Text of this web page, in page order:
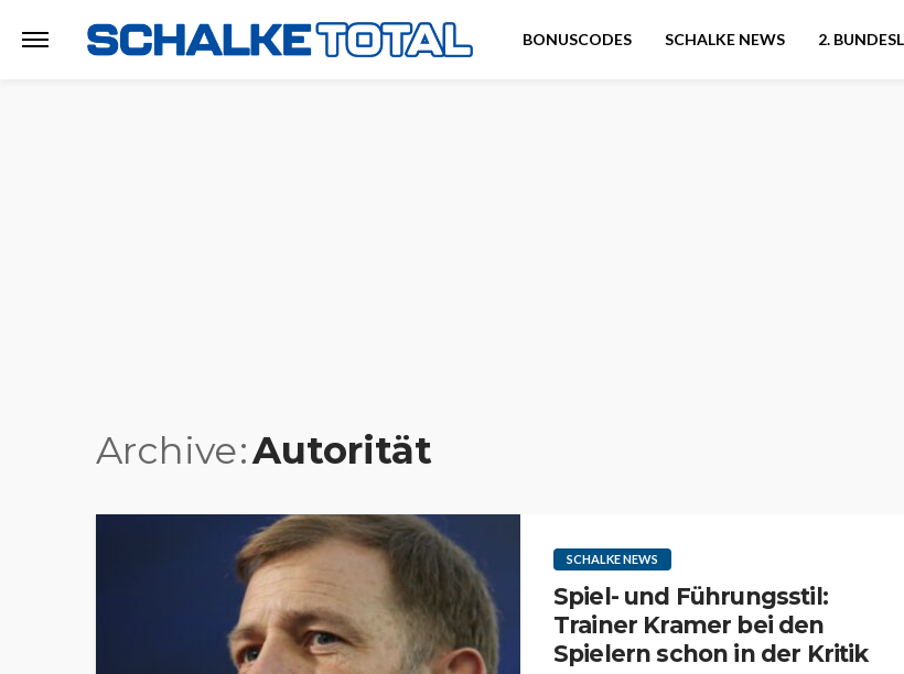
BONUSCODES SCHALKE NEWS 2.
Archive Autorität
SCHALKE NEWS
Spiel- und Führungsstil:
Trainer Kramer bei den
Spielern schon in der Kritik